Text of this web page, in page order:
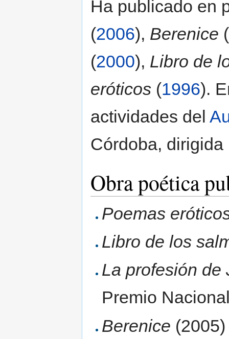
Ha publicado en
(2006), Berenice (
(2000), Libro de
eróticos (1996).
actividades del
Córdoba,
Obra poética
Poemas
Libro de los
La profesión de
Premio
Berenice (2005)